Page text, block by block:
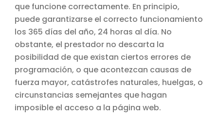
que funcione correctamente. En principio,
puede garantizarse el correcto funcionamiento
los 365 días del año, 24 horas al día. No
obstante, el prestador no descarta la
posibilidad de que existan ciertos errores de
programación, o que acontezcan causas de
fuerza mayor, catástrofes naturales, huelgas, o
circunstancias semejantes que hagan
imposible el acceso a la página web.